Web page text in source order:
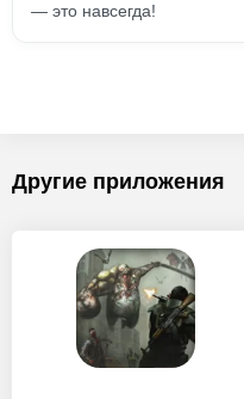
— это навсегда!
Другие приложения